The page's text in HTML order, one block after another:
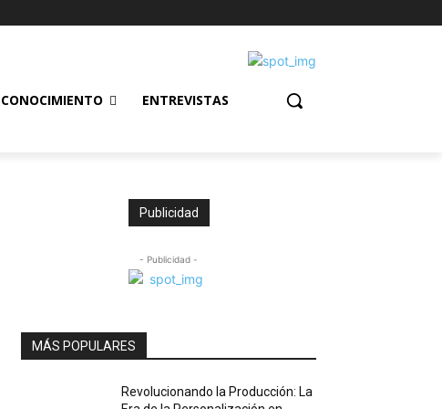
CONOCIMIENTO ENTREVISTAS
Publicidad
- Publicidad -
MÁS POPULARES
Revolucionando la Producción: La